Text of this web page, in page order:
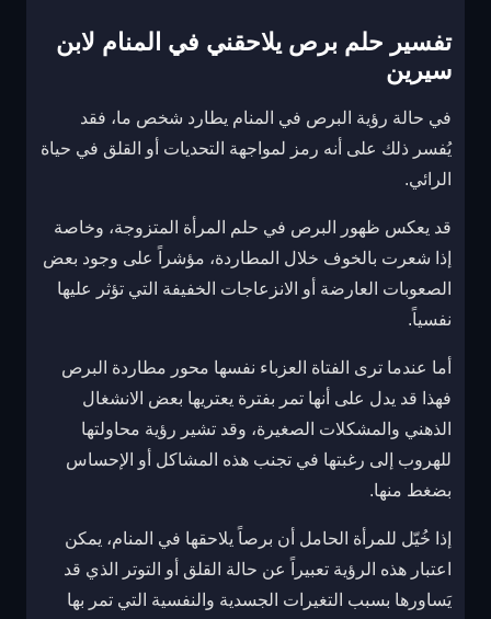
تفسير حلم برص يلاحقني في المنام لابن
سيرين
في حالة رؤية البرص في المنام يطارد شخص ما، فقد
يُفسر ذلك على أنه رمز لمواجهة التحديات أو القلق في حياة
الرائي.
قد يعكس ظهور البرص في حلم المرأة المتزوجة، وخاصة
إذا شعرت بالخوف خلال المطاردة، مؤشراً على وجود بعض
الصعوبات العارضة أو الانزعاجات الخفيفة التي تؤثر عليها
نفسياً.
أما عندما ترى الفتاة العزباء نفسها محور مطاردة البرص
فهذا قد يدل على أنها تمر بفترة يعتريها بعض الانشغال
الذهني والمشكلات الصغيرة، وقد تشير رؤية محاولتها
للهروب إلى رغبتها في تجنب هذه المشاكل أو الإحساس
بضغط منها.
إذا خُيّل للمرأة الحامل أن برصاً يلاحقها في المنام، يمكن
اعتبار هذه الرؤية تعبيراً عن حالة القلق أو التوتر الذي قد
يَساورها بسبب التغيرات الجسدية والنفسية التي تمر بها